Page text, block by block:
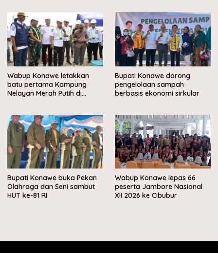
Wabup Konawe letakkan
batu pertama Kampung
Nelayan Merah Putih di
Bupati Konawe dorong
pengelolaan sampah
berbasis ekonomi sirkular
Bupati Konawe buka Pekan
Olahraga dan Seni sambut
HUT ke-81 RI
Wabup Konawe lepas 66
peserta Jambore Nasional
XII 2026 ke Cibubur